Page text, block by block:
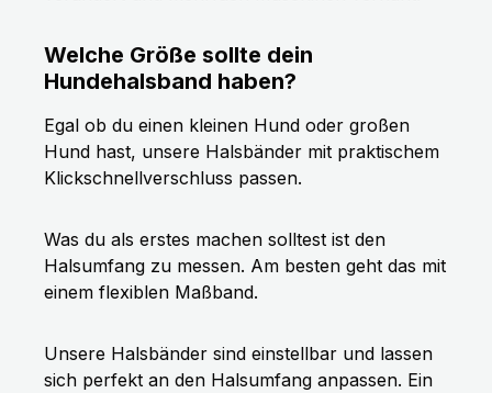
Welche Größe sollte dein
Hundehalsband haben?
Egal ob du einen kleinen Hund oder großen
Hund hast, unsere Halsbänder mit praktischem
Klickschnellverschluss passen.
Was du als erstes machen solltest ist den
Halsumfang zu messen. Am besten geht das mit
einem flexiblen Maßband.
Unsere Halsbänder sind einstellbar und lassen
sich perfekt an den Halsumfang anpassen. Ein